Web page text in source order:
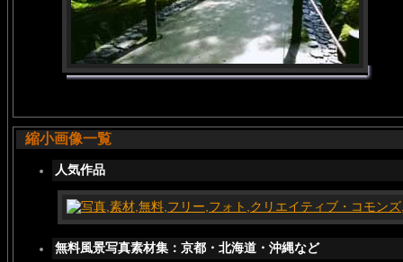
縮小画像一覧
人気作品
無料風景写真素材集：京都・北海道・沖縄など